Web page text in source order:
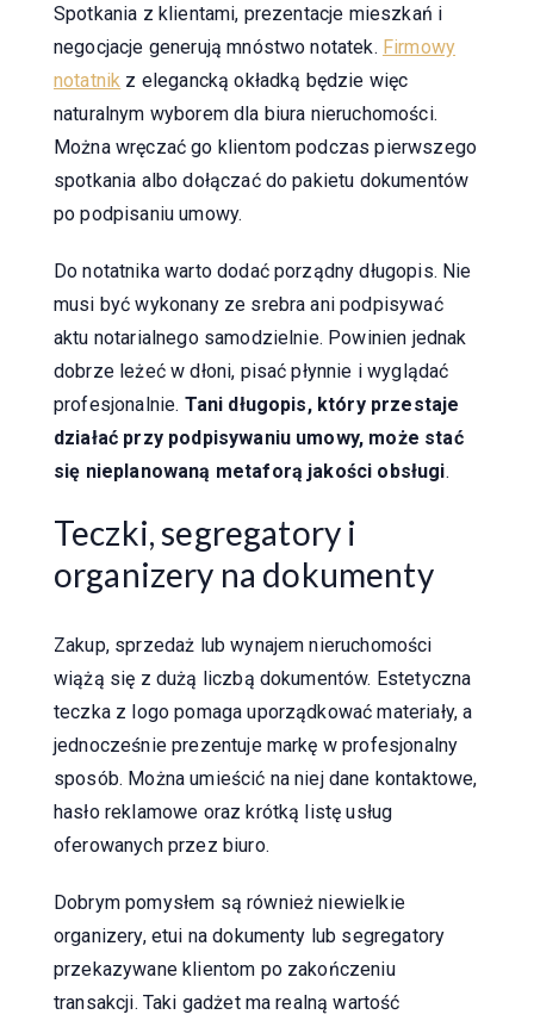
Spotkania z klientami, prezentacje mieszkań i
negocjacje generują mnóstwo notatek. Firmowy
notatnik z elegancką okładką będzie więc
naturalnym wyborem dla biura nieruchomości.
Można wręczać go klientom podczas pierwszego
spotkania albo dołączać do pakietu dokumentów
po podpisaniu umowy.
Do notatnika warto dodać porządny długopis. Nie
musi być wykonany ze srebra ani podpisywać
aktu notarialnego samodzielnie. Powinien jednak
dobrze leżeć w dłoni, pisać płynnie i wyglądać
profesjonalnie. Tani długopis, który przestaje
działać przy podpisywaniu umowy, może stać
się nieplanowaną metaforą jakości obsługi.
Teczki, segregatory i
organizery na dokumenty
Zakup, sprzedaż lub wynajem nieruchomości
wiążą się z dużą liczbą dokumentów. Estetyczna
teczka z logo pomaga uporządkować materiały, a
jednocześnie prezentuje markę w profesjonalny
sposób. Można umieścić na niej dane kontaktowe,
hasło reklamowe oraz krótką listę usług
oferowanych przez biuro.
Dobrym pomysłem są również niewielkie
organizery, etui na dokumenty lub segregatory
przekazywane klientom po zakończeniu
transakcji. Taki gadżet ma realną wartość